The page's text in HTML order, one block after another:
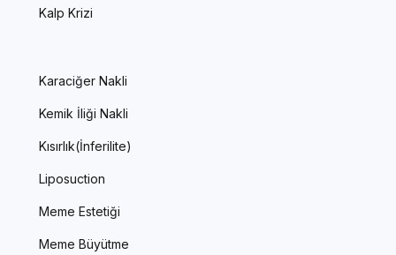
Kalp Krizi
Karaciğer Nakli
Kemik İliği Nakli
Kısırlık(İnferilite)
Liposuction
Meme Estetiği
Meme Büyütme